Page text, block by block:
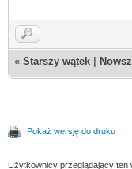
« Starszy wątek
Pokaż wersję do druku
Użytkownicy przeglądający ten